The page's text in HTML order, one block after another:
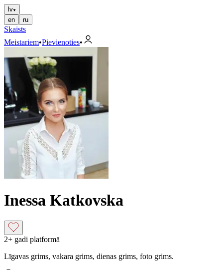
lv
en
ru
Skaists
Meistariem•Pievienoties•
Inessa Katkovska
2+ gadi platformā
Līgavas grims, vakara grims, dienas grims, foto grims.